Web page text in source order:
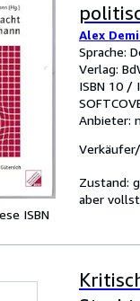
ISBN
Alex
Sprache:
Verlag:
ISBN 10 /
Anbieter:
Zustand:
aber